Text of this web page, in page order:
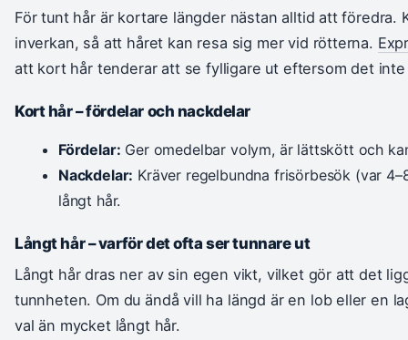
För tunt hår är kortare längder nästan alltid att föredra.
inverkan, så att håret kan resa sig mer vid rötterna.
att kort hår tenderar att se fylligare ut eftersom det
Kort hår – fördelar och nackdelar
Fördelar: Ger omedelbar volym, är lättskött och
Nackdelar: Kräver regelbundna frisörbesök (var
långt hår.
Långt hår – varför det ofta ser tunnare ut
Långt hår dras ner av sin egen vikt, vilket gör att det
tunnheten. Om du ändå vill ha längd är en lob eller en
val än mycket långt hår.